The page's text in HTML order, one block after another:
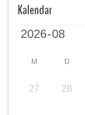
Kalendar
M D
27 28